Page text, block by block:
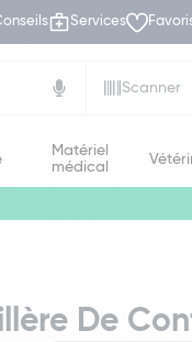
Services
Scanner
Matériel
médical
De